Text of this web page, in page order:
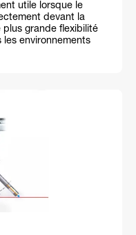
utile lorsque le
devant la
plus grande flexibilité
environnements